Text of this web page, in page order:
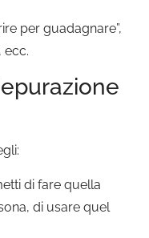
per guadagnare”,
ecc.
di fare quella
di usare quel